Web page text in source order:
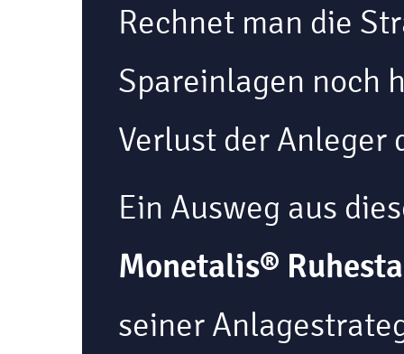
Rechnet man die
Spareinlagen noch
Verlust der Anleger
Ein Ausweg aus
Monetalis®
seiner